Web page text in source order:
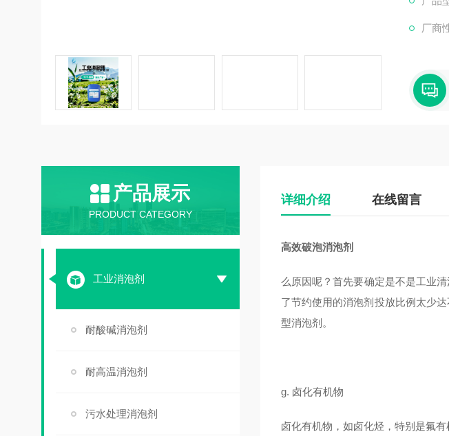
厂商
产品展示
PRODUCT CATEGORY
工业消泡剂
耐酸碱消泡剂
耐高温消泡剂
污水处理消泡剂
详细介绍 在线留言
高效破泡消泡剂
么原因呢？首先要确定是不是工业
了节约使用的消泡剂投放比例太少
型消泡剂。
g. 卤化有机物
卤化有机物，如卤化烃，特别是氟